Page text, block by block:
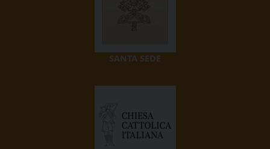
SANTA SEDE